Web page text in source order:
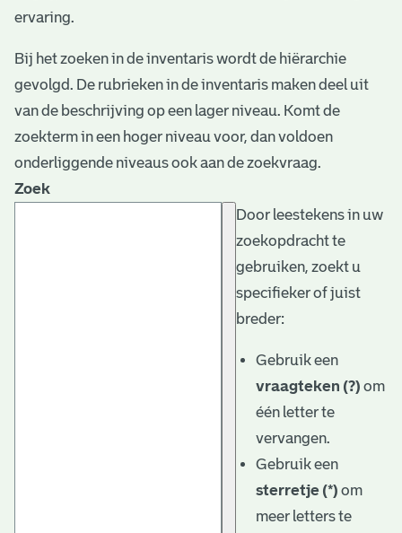
ervaring.
Bij het zoeken in de inventaris wordt de hiërarchie
gevolgd. De rubrieken in de inventaris maken deel uit
van de beschrijving op een lager niveau. Komt de
zoekterm in een hoger niveau voor, dan voldoen
onderliggende niveaus ook aan de zoekvraag.
Zoek
Door leestekens in uw
zoekopdracht te
gebruiken, zoekt u
specifieker of juist
breder:
Gebruik een
vraagteken (?) om
één letter te
vervangen.
Gebruik een
sterretje (*) om
meer letters te